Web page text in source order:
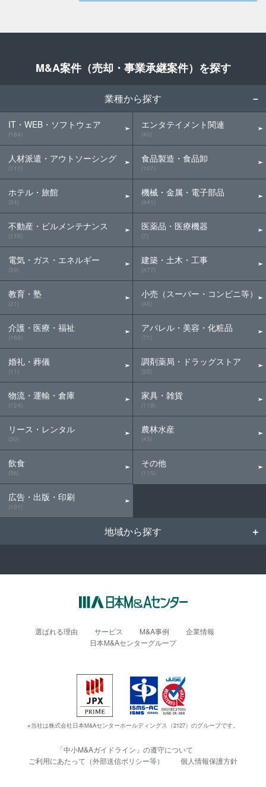
M&A案件（売却・事業承継案件）を探す
業種から探す
IT・WEB・ソフトウェア
(184)
人材派遣・アウトソーシング
(111)
ホテル・旅館
(54)
不動産・ビルメンテナンス
(115)
電気・ガス・エネルギー
(39)
教育・塾
(31)
介護・医療・福祉
(168)
婚礼・葬儀
(11)
物流・運輸・倉庫
(124)
リース・レンタル
(30)
飲食
(56)
広告・出版・印刷
(101)
エンタテイメント関連
(40)
食品製造・食品卸
(107)
機械・金属・電子部品
(441)
医薬品・医療機器
(7)
建築・土木・工事
(477)
小売（スーパー・コンビニ等）
(45)
アパレル・美容・化粧品
(71)
調剤薬局・ドラッグストア
(25)
家具・雑貨
(118)
農林水産
(43)
その他
(115)
地域から探す
選ばれる理由 サービス M&A事例
企業情報
日本M&Aセンターグループ
※当社は株式会社日本M&Aセンターホールディングス（2127）のグループです。
「中小M&Aガイドライン」の遵守について
ご利用にあたって（外部送信ポリシー等）
個人情報保護方針